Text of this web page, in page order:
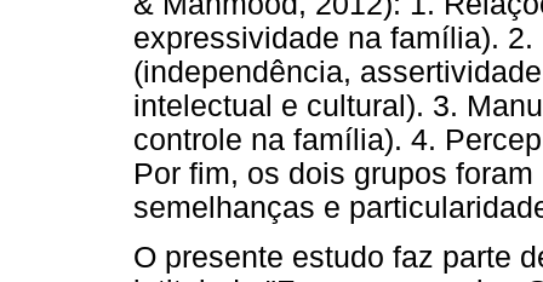
expressividade na família).
(independência,
intelectual e cultural). 3.
controle na família). 4.
Por fim, os dois grupos
semelhanças e
O presente estudo faz parte